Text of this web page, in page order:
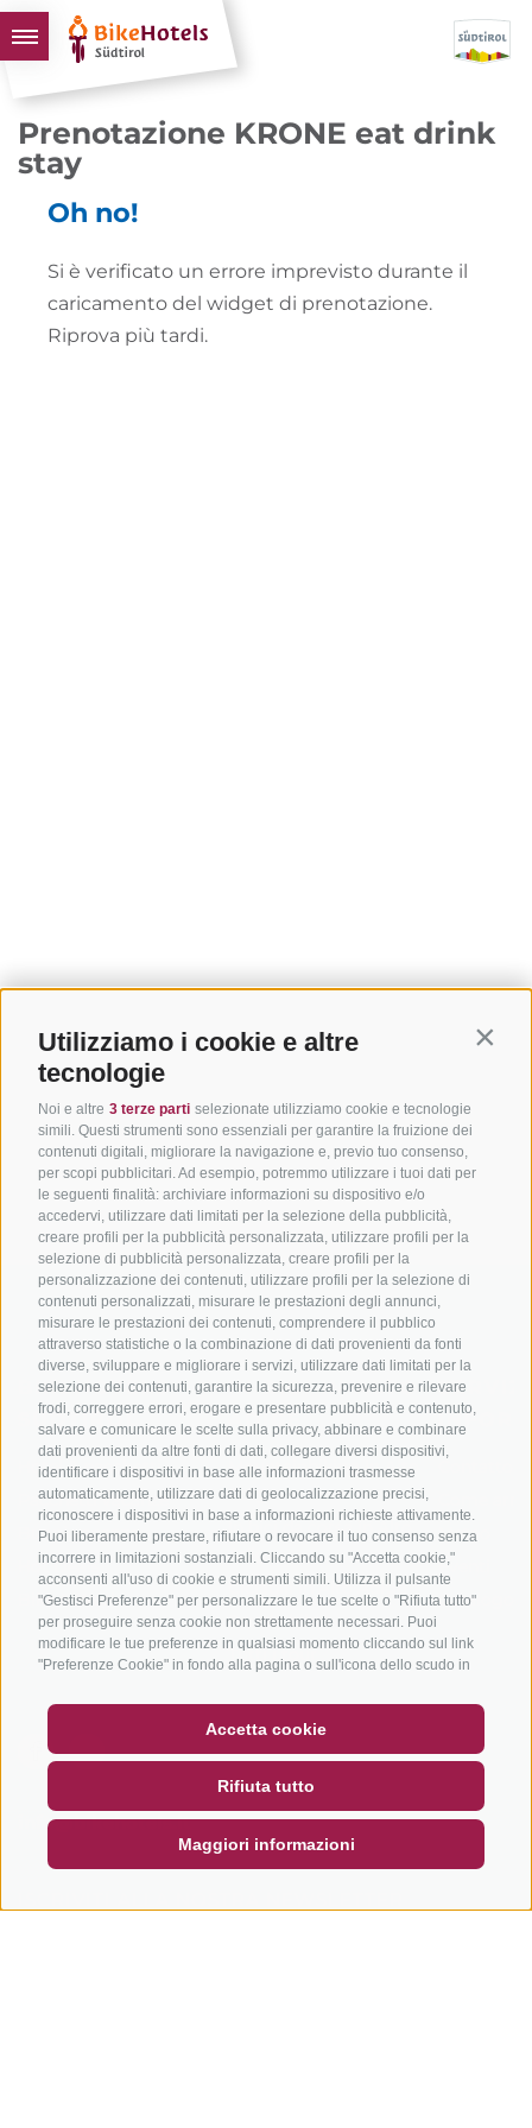
Utilizziamo i cookie e altre
tecnologie
Noi e altre 3 terze parti selezionate utilizziamo cookie e tecnologie
simili. Questi strumenti sono essenziali per garantire la fruizione dei
contenuti digitali, migliorare la navigazione e, previo tuo consenso,
per scopi pubblicitari. Ad esempio, potremmo utilizzare i tuoi dati per
le seguenti finalità: archiviare informazioni su dispositivo e/o
accedervi, utilizzare dati limitati per la selezione della pubblicità,
creare profili per la pubblicità personalizzata, utilizzare profili per la
selezione di pubblicità personalizzata, creare profili per la
personalizzazione dei contenuti, utilizzare profili per la selezione di
contenuti personalizzati, misurare le prestazioni degli annunci,
misurare le prestazioni dei contenuti, comprendere il pubblico
attraverso statistiche o la combinazione di dati provenienti da fonti
diverse, sviluppare e migliorare i servizi, utilizzare dati limitati per la
selezione dei contenuti, garantire la sicurezza, prevenire e rilevare
frodi, correggere errori, erogare e presentare pubblicità e contenuto,
salvare e comunicare le scelte sulla privacy, abbinare e combinare
dati provenienti da altre fonti di dati, collegare diversi dispositivi,
identificare i dispositivi in base alle informazioni trasmesse
automaticamente, utilizzare dati di geolocalizzazione precisi,
riconoscere i dispositivi in base a informazioni richieste attivamente.
Puoi liberamente prestare, rifiutare o revocare il tuo consenso senza
incorrere in limitazioni sostanziali. Cliccando su "Accetta cookie,"
acconsenti all'uso di cookie e strumenti simili. Utilizza il pulsante
"Gestisci Preferenze" per personalizzare le tue scelte o "Rifiuta tutto"
per proseguire senza cookie non strettamente necessari. Puoi
modificare le tue preferenze in qualsiasi momento cliccando sul link
"Preferenze Cookie" in fondo alla pagina o sull'icona dello scudo in
dispositivo in uso.
Accetta cookie
Rifiuta tutto
Maggiori informazioni
BIKEHOTELS
HOTELS & PACCHETTI
TOUR & TERRITORI
INFO UTILI
NEWSLETTER
SOCIAL WALL METEO
Prenotazione KRONE eat drink
stay
Oh no!
Si è verificato un errore imprevisto durante il
caricamento del widget di prenotazione.
Riprova più tardi.
BIKEHOTELS
SÜDTIROL
Hotel & pacchetti
Pacchetti vacanze
Buoni vacanza
Hot Deals
Bike & Work
IN BICI IN ALTO
ADIGE
Mountainbiking in Alto
Adige
In bici da corsa in Alto
Adige
Ciclabili in Alto Adige
Scuole bike
Tutti i tour
Meteo
Eventi
Catalogo
info@bikehotels.it